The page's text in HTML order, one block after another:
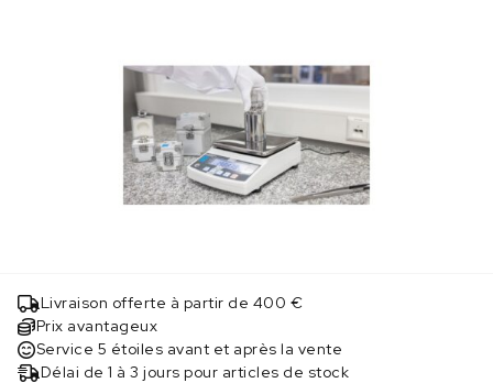
Livraison offerte à partir de 400 €
Prix avantageux
Service 5 étoiles avant et après la vente
Délai de 1 à 3 jours pour articles de stock